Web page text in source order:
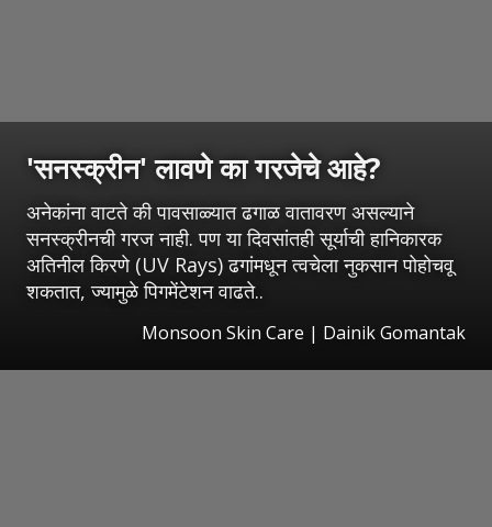
'सनस्क्रीन' लावणे का गरजेचे आहे?
अनेकांना वाटते की पावसाळ्यात ढगाळ वातावरण असल्याने
सनस्क्रीनची गरज नाही. पण या दिवसांतही सूर्याची हानिकारक
अतिनील किरणे (UV Rays) ढगांमधून त्वचेला नुकसान पोहोचवू
शकतात, ज्यामुळे पिगमेंटेशन वाढते..
Monsoon Skin Care | Dainik Gomantak